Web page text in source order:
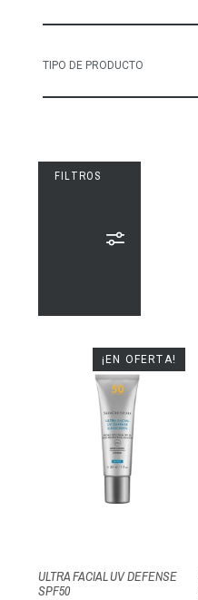
FILTROS
ULTRA FACIAL UV DEFENSE
SPF50
¡EN OFERTA!
TIPO DE PRODUCTO